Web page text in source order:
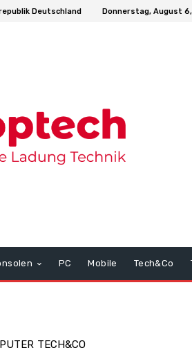
Deutschland Donnerstag, August
PC Mobile Tech&Co
TECH&CO